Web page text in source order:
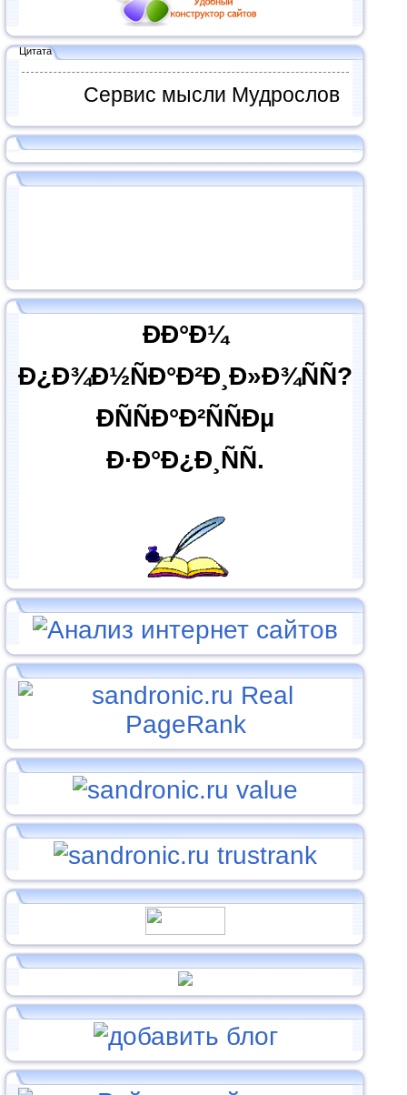
Цитата
Сервис мысли Мудрослов
ÐÐ°Ð¼
Ð¿Ð¾Ð½ÑÐ°Ð²Ð¸Ð»Ð¾ÑÑ?
ÐÑÑÐ°Ð²ÑÑÐµ
Ð·Ð°Ð¿Ð¸ÑÑ.